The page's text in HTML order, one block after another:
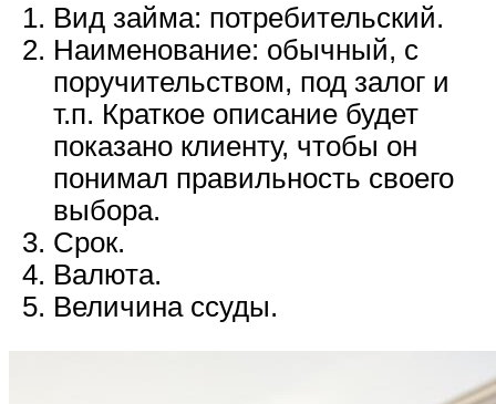
Вид займа: потребительский.
Наименование: обычный, с
поручительством, под залог и
т.п. Краткое описание будет
показано клиенту, чтобы он
понимал правильность своего
выбора.
Срок.
Валюта.
Величина ссуды.